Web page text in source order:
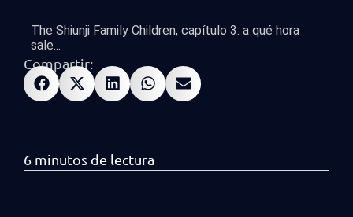
The Shiunji Family Children, capítulo 3: a qué hora
sale...
Compartir: